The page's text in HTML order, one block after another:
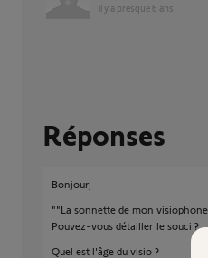
il y a presque 6 ans
Réponses
Bonjour,
""La sonnette de mon
Pouvez-vous détailler le souci ?
Quel est l'âge du visio ?